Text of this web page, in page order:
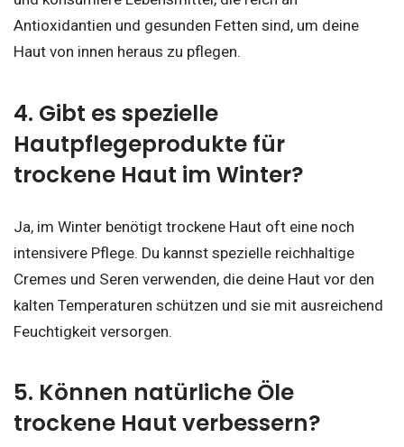
Antioxidantien und gesunden Fetten sind, um deine
Haut von innen heraus zu pflegen.
4. Gibt es spezielle
Hautpflegeprodukte für
trockene Haut im Winter?
Ja, im Winter benötigt trockene Haut oft eine noch
intensivere Pflege. Du kannst spezielle reichhaltige
Cremes und Seren verwenden, die deine Haut vor den
kalten Temperaturen schützen und sie mit ausreichend
Feuchtigkeit versorgen.
5. Können natürliche Öle
trockene Haut verbessern?